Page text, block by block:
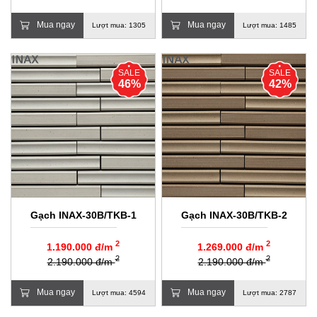
Mua ngay Lượt mua: 1305 Mua ngay Lượt mua: 1485
SALE
46%
Gạch INAX-30B/TKB-1
1.190.000 đ/m 2
2.190.000 đ/m2
Mua ngay Lượt mua: 4594
SALE
42%
Gạch INAX-30B/TKB-2
1.269.000 đ/m 2
2.190.000 đ/m2
Mua ngay Lượt mua: 2787